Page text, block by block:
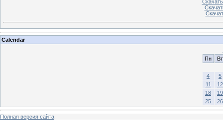
Calendar
Пн
Вт
4
5
11
12
18
19
25
26
Полная версия сайта